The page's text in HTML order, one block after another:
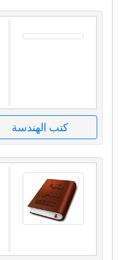
كتب الهندسة